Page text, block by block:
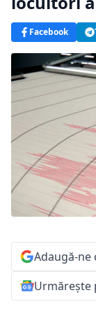
Facebook
Adaugă-ne
Urmărește